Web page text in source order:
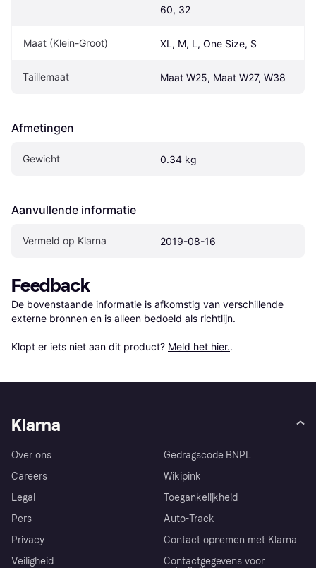
60, 32
Maat (Klein-Groot) XL, M, L, One Size, S
Taillemaat Maat W25, Maat W27, W38
Afmetingen
Gewicht 0.34 kg
Aanvullende informatie
Vermeld op Klarna 2019-08-16
Feedback
De bovenstaande informatie is afkomstig van verschillende
externe bronnen en is alleen bedoeld als richtlijn.
Klopt er iets niet aan dit product? Meld het hier..
Klarna
Over ons
Careers
Legal
Pers
Privacy
Veiligheid
Gedragscode BNPL
Wikipink
Toegankelijkheid
Auto-Track
Contact opnemen met Klarna
Contactgegevens voor